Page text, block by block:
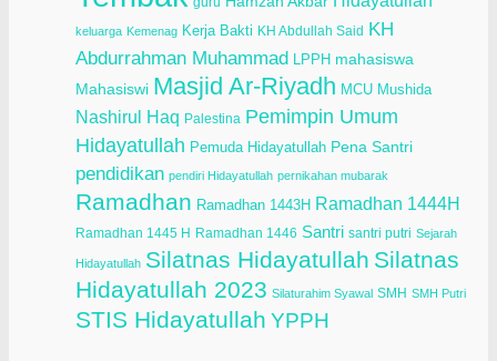
keluarga Kemenag Kerja Bakti KH Abdullah Said KH
Abdurrahman Muhammad LPPH mahasiswa
Mahasiswi Masjid Ar-Riyadh MCU Mushida
Nashirul Haq Palestina Pemimpin Umum
Hidayatullah Pemuda Hidayatullah Pena Santri
pendidikan pendiri Hidayatullah pernikahan mubarak
Ramadhan Ramadhan 1443H Ramadhan 1444H
Ramadhan 1445 H Ramadhan 1446 Santri santri putri Sejarah
Hidayatullah Silatnas Hidayatullah Silatnas
Hidayatullah 2023 Silaturahim Syawal SMH SMH Putri
STIS Hidayatullah YPPH